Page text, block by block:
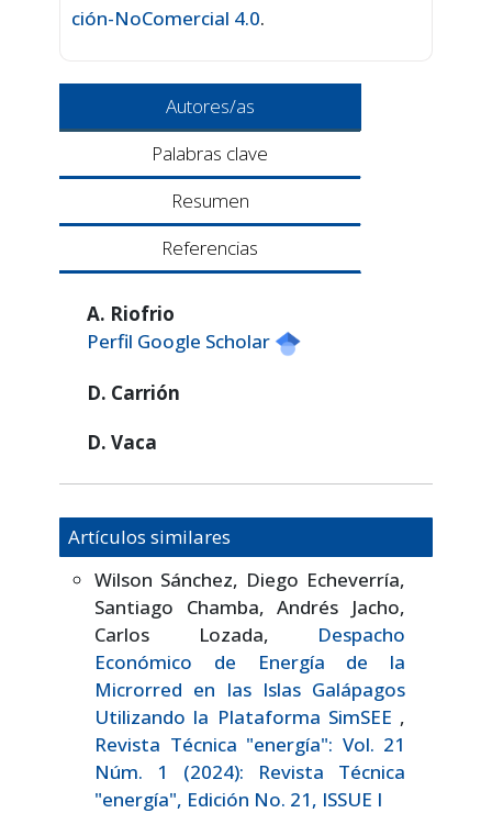
ción-NoComercial 4.0.
Autores/as
Palabras clave
Resumen
Referencias
A. Riofrio
Perfil Google Scholar
D. Carrión
D. Vaca
Artículos similares
Wilson Sánchez, Diego Echeverría,
Santiago Chamba, Andrés Jacho,
Carlos Lozada, Despacho
Económico de Energía de la
Microrred en las Islas Galápagos
Utilizando la Plataforma SimSEE ,
Revista Técnica "energía": Vol. 21
Núm. 1 (2024): Revista Técnica
"energía", Edición No. 21, ISSUE I